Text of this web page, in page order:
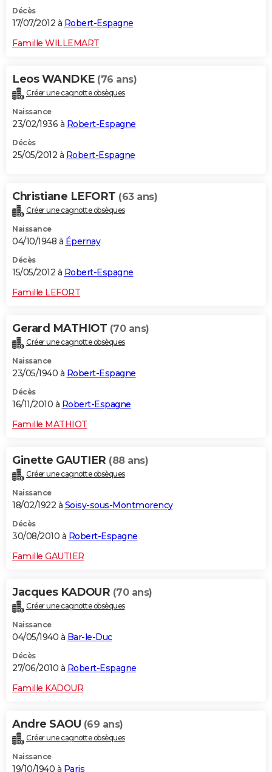
Décès
17/07/2012 à Robert-Espagne
Famille WILLEMART
Leos WANDKE (76 ans)
Créer une cagnotte obsèques
Naissance
23/02/1936 à Robert-Espagne
Décès
25/05/2012 à Robert-Espagne
Christiane LEFORT (63 ans)
Créer une cagnotte obsèques
Naissance
04/10/1948 à Épernay
Décès
15/05/2012 à Robert-Espagne
Famille LEFORT
Gerard MATHIOT (70 ans)
Créer une cagnotte obsèques
Naissance
23/05/1940 à Robert-Espagne
Décès
16/11/2010 à Robert-Espagne
Famille MATHIOT
Ginette GAUTIER (88 ans)
Créer une cagnotte obsèques
Naissance
18/02/1922 à Soisy-sous-Montmorency
Décès
30/08/2010 à Robert-Espagne
Famille GAUTIER
Jacques KADOUR (70 ans)
Créer une cagnotte obsèques
Naissance
04/05/1940 à Bar-le-Duc
Décès
27/06/2010 à Robert-Espagne
Famille KADOUR
Andre SAOU (69 ans)
Créer une cagnotte obsèques
Naissance
19/10/1940 à Paris